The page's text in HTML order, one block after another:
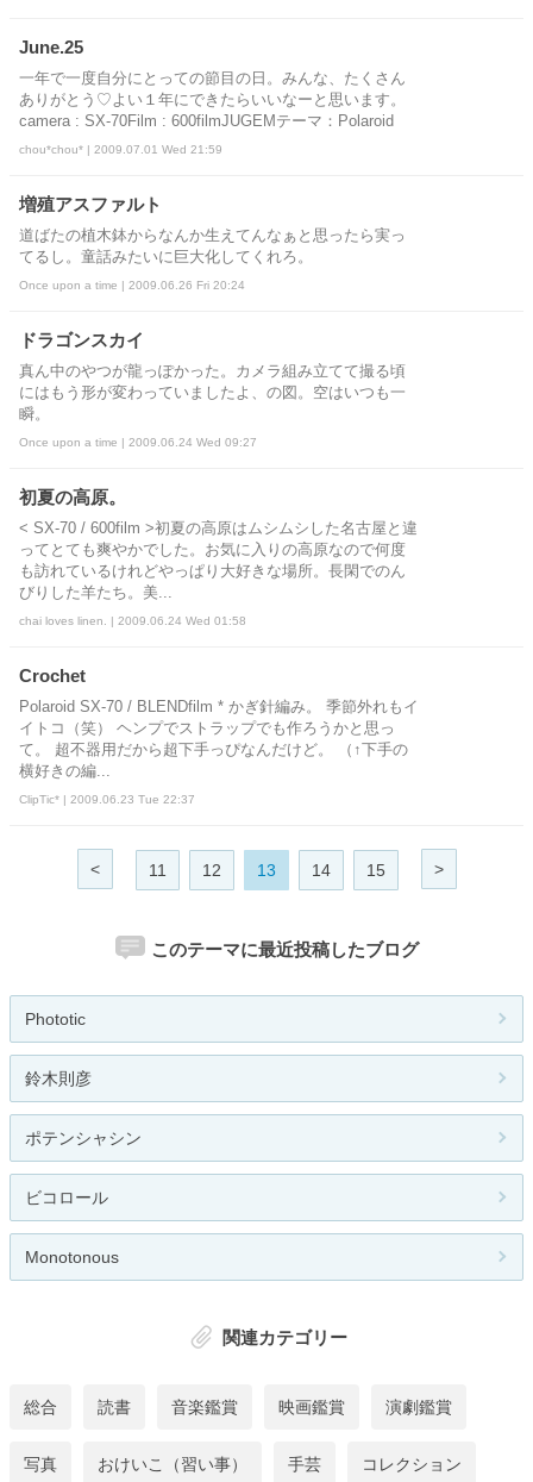
June.25
一年で一度自分にとっての節目の日。みんな、たくさん
ありがとう♡よい１年にできたらいいなーと思います。
camera : SX-70Film : 600filmJUGEMテーマ：Polaroid
chou*chou* | 2009.07.01 Wed 21:59
増殖アスファルト
道ばたの植木鉢からなんか生えてんなぁと思ったら実っ
てるし。童話みたいに巨大化してくれろ。
Once upon a time | 2009.06.26 Fri 20:24
ドラゴンスカイ
真ん中のやつが龍っぽかった。カメラ組み立てて撮る頃
にはもう形が変わっていましたよ、の図。空はいつも一
瞬。
Once upon a time | 2009.06.24 Wed 09:27
初夏の高原。
< SX-70 / 600film >初夏の高原はムシムシした名古屋と違
ってとても爽やかでした。お気に入りの高原なので何度
も訪れているけれどやっぱり大好きな場所。長閑でのん
びりした羊たち。美...
chai loves linen. | 2009.06.24 Wed 01:58
Crochet
Polaroid SX-70 / BLENDfilm * かぎ針編み。 季節外れもイ
イトコ（笑） ヘンプでストラップでも作ろうかと思っ
て。 超不器用だから超下手っぴなんだけど。 （↑下手の
横好きの編...
ClipTic* | 2009.06.23 Tue 22:37
< 11 12 13 14 15 >
このテーマに最近投稿したブログ
Phototic
鈴木則彦
ポテンシャシン
ビコロール
Monotonous
関連カテゴリー
総合 読書 音楽鑑賞 映画鑑賞 演劇鑑賞
写真 おけいこ（習い事） 手芸 コレクション